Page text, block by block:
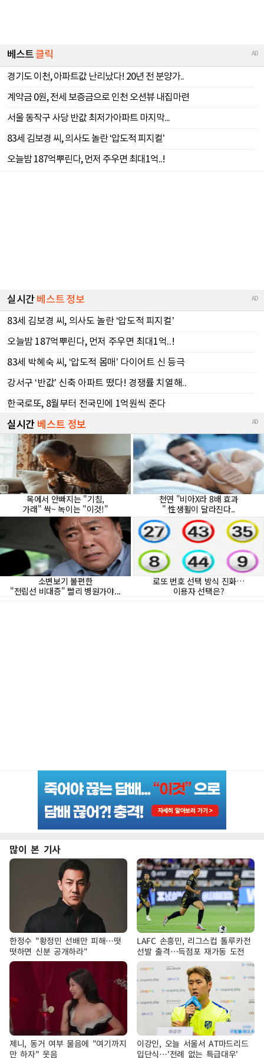
많이 본 기사
한정수 "황정민 선배만 피해…떳
떳하면 신분 공개하라"
LAFC 손흥민, 리그스컵 톨루카전
선발 출격…득점포 재가동 도전
제니, 동거 여부 물음에 "여기까지
만 하자" 웃음
이강인, 오늘 서울서 AT마드리드
입단식…'전례 없는 특급대우'